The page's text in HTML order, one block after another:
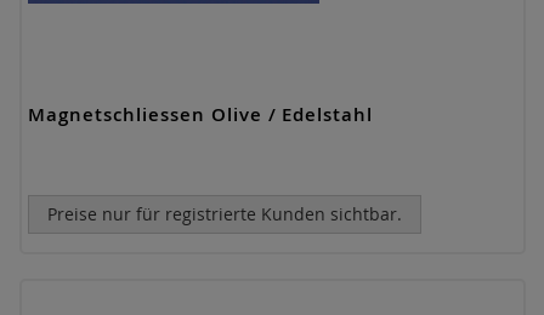
Magnetschliessen Olive / Edelstahl
Preise nur für registrierte Kunden sichtbar.